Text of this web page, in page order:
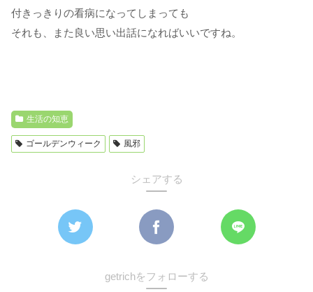
付きっきりの看病になってしまっても
それも、また良い思い出話になればいいですね。
生活の知恵
ゴールデンウィーク 風邪
シェアする
getrichをフォローする